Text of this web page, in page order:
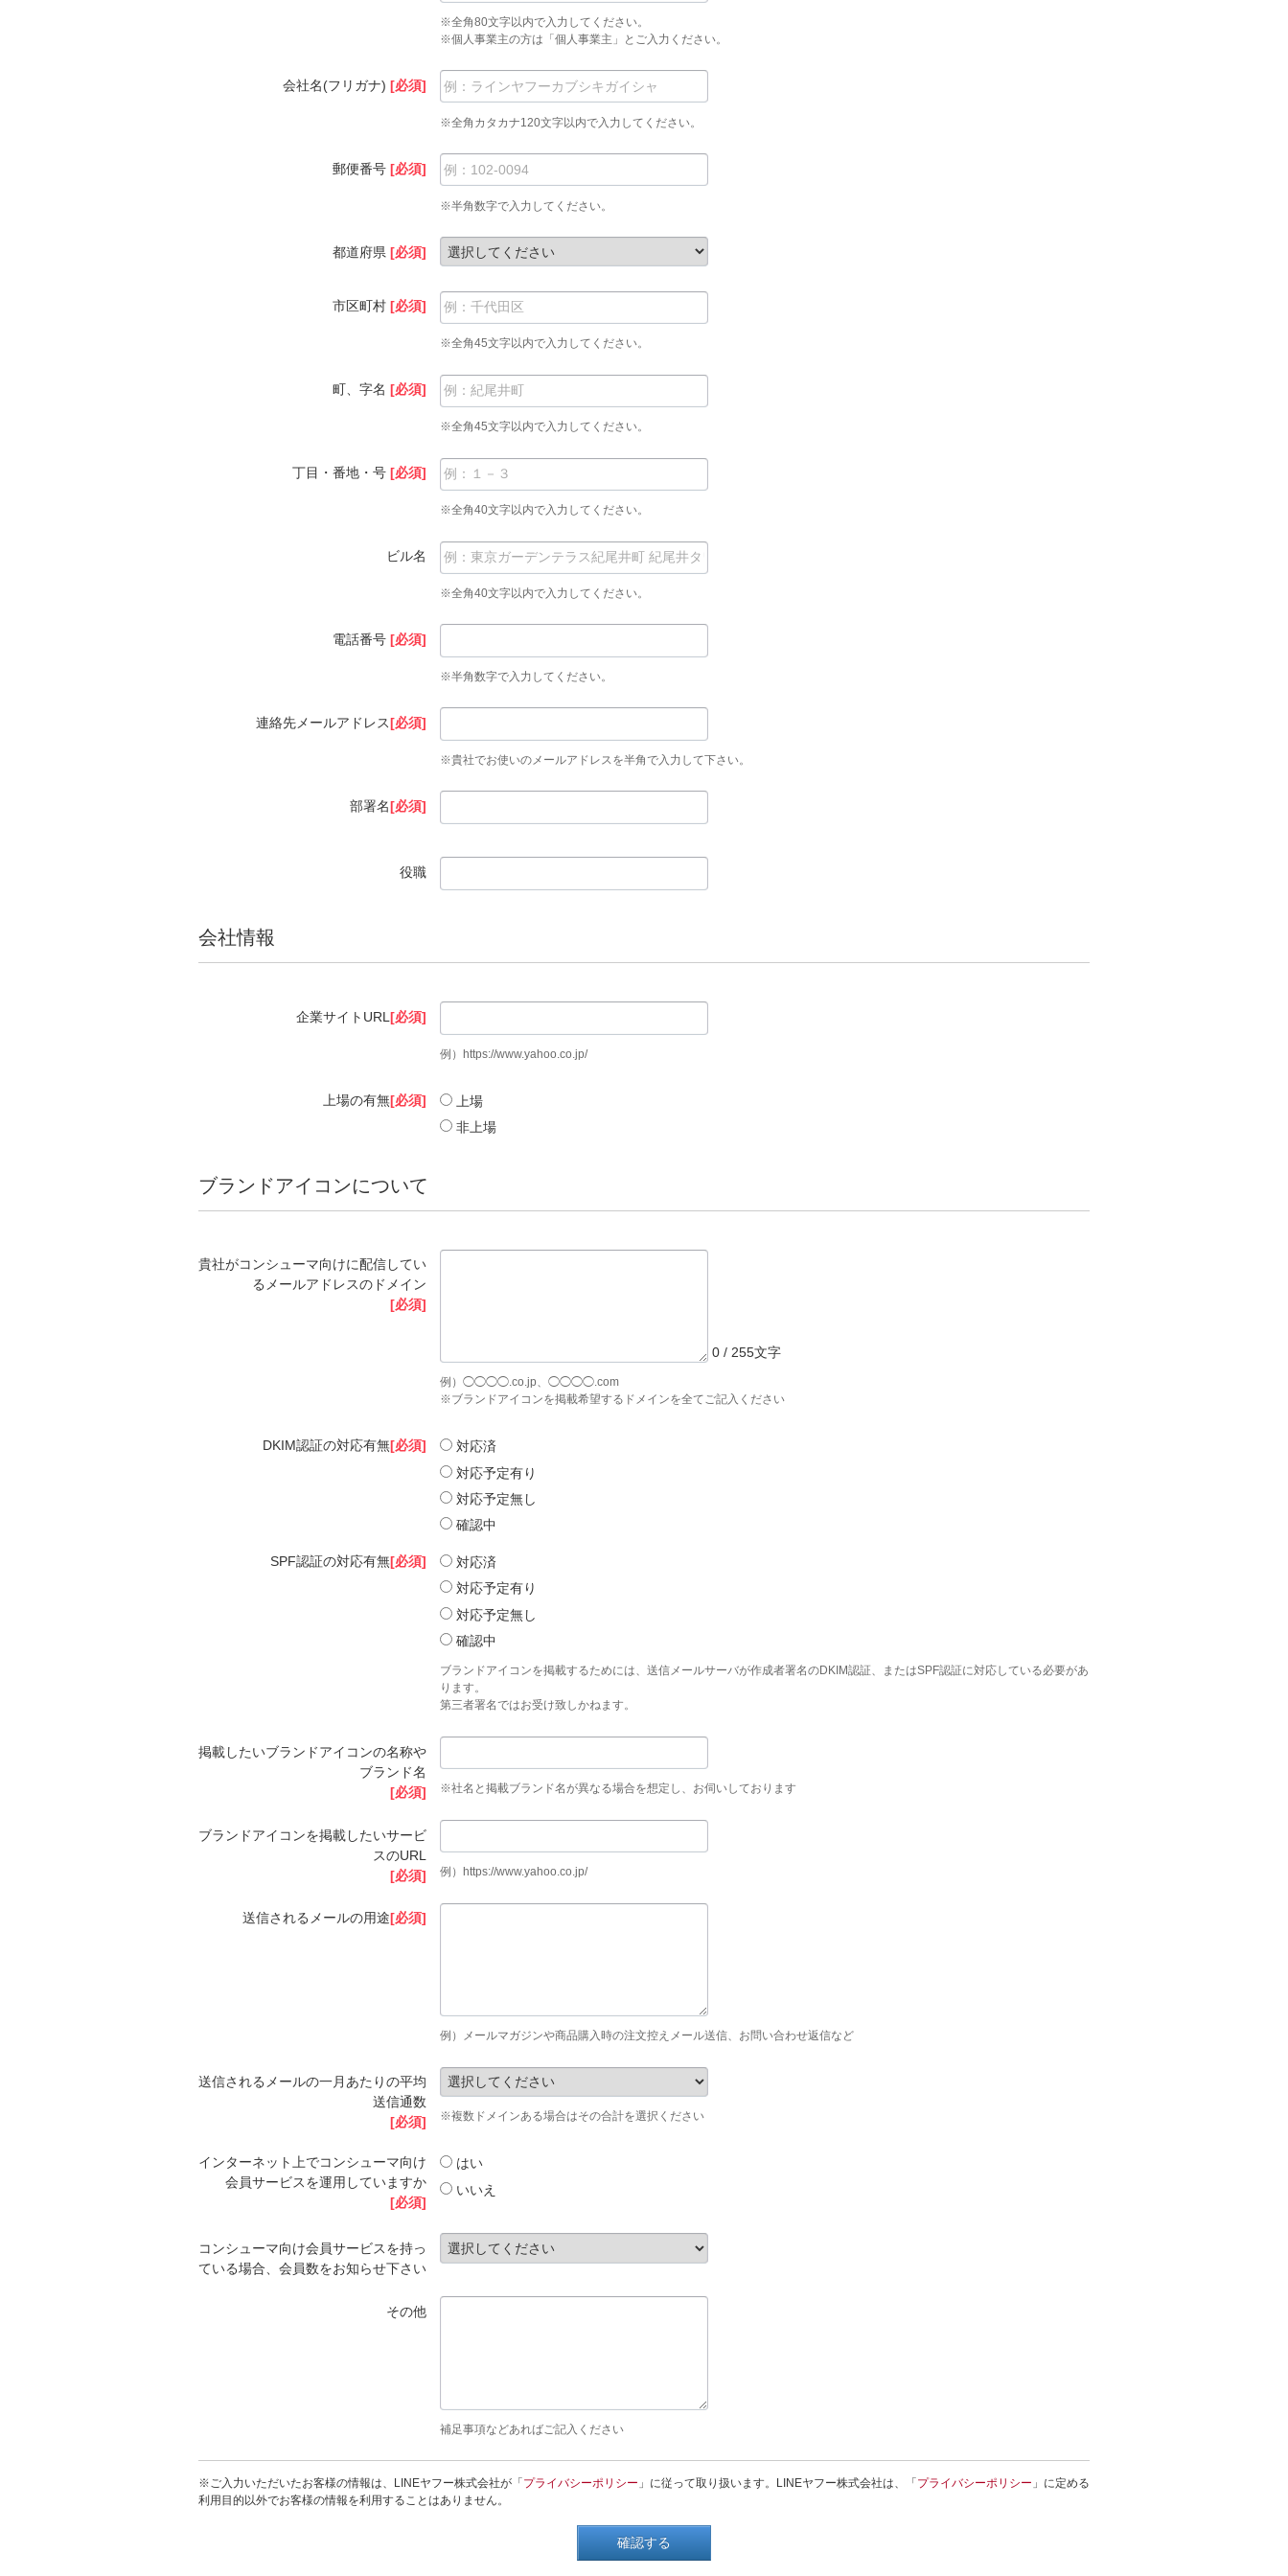
※全角80文字以内で入力してください。
※個人事業主の方は「個人事業主」とご入力ください。
会社名(フリガナ) [必須]
※全角カタカナ120文字以内で入力してください。
郵便番号 [必須]
※半角数字で入力してください。
都道府県 [必須]
市区町村 [必須]
※全角45文字以内で入力してください。
町、字名 [必須]
※全角45文字以内で入力してください。
丁目・番地・号 [必須]
※全角40文字以内で入力してください。
ビル名
※全角40文字以内で入力してください。
電話番号 [必須]
※半角数字で入力してください。
連絡先メールアドレス[必須]
※貴社でお使いのメールアドレスを半角で入力して下さい。
部署名[必須]
役職
会社情報
企業サイトURL [必須]
例）https://www.yahoo.co.jp/
上場の有無[必須]
上場
非上場
ブランドアイコンについて
貴社がコンシューマ向けに配信してい
るメールアドレスのドメイン
[必須]
0 / 255文字
例）◯◯◯◯.co.jp、◯◯◯◯.com
※ブランドアイコンを掲載希望するドメインを全てご記入ください
DKIM認証の対応有無[必須]
対応済
対応予定有り
対応予定無し
確認中
SPF認証の対応有無[必須]
対応済
対応予定有り
対応予定無し
確認中
ブランドアイコンを掲載するためには、送信メールサーバが作成者署名のDKIM認証、またはSPF認証に対応している必要があ
ります。
第三者署名ではお受け致しかねます。
掲載したいブランドアイコンの名称や
ブランド名
[必須]
※社名と掲載ブランド名が異なる場合を想定し、お伺いしております
ブランドアイコンを掲載したいサービ
スのURL
[必須]
例）https://www.yahoo.co.jp/
送信されるメールの用途[必須]
例）メールマガジンや商品購入時の注文控えメール送信、お問い合わせ返信など
送信されるメールの一月あたりの平均
送信通数
[必須]
※複数ドメインある場合はその合計を選択ください
インターネット上でコンシューマ向け
会員サービスを運用していますか
[必須]
はい
いいえ
コンシューマ向け会員サービスを持っ
ている場合、会員数をお知らせ下さい
その他
補足事項などあればご記入ください
※ご入力いただいたお客様の情報は、LINEヤフー株式会社が「 プライバシーポリシー 」に従って取り扱います。LINEヤフー株式会社は、「 プライバシーポリシー 」に定める
利用目的以外でお客様の情報を利用することはありません。